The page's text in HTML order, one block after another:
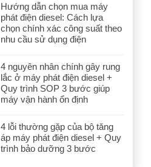
Hướng dẫn chọn mua máy
phát điện diesel: Cách lựa
chọn chính xác công suất theo
nhu cầu sử dụng điện
4 nguyên nhân chính gây rung
lắc ở máy phát điện diesel +
Quy trình SOP 3 bước giúp
máy vận hành ổn định
4 lỗi thường gặp của bộ tăng
áp máy phát điện diesel + Quy
trình bảo dưỡng 3 bước